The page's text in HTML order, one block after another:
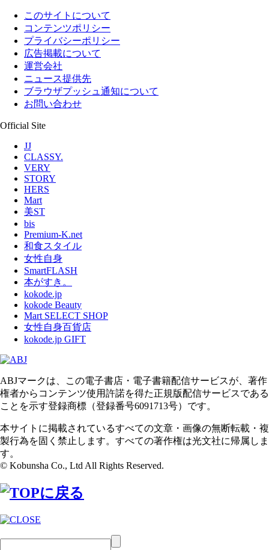
このサイトについて
コンテンツポリシー
プライバシーポリシー
広告掲載について
運営会社
ニュース提供先
ブラウザプッシュ通知について
お問い合わせ
Official Site
JJ
CLASSY.
VERY
STORY
HERS
Mart
美ST
bis
Premium-K.net
和食スタイル
女性自身
SmartFLASH
本がすき。
kokode.jp
kokode Beauty
Mart SELECT SHOP
女性自身百貨店
kokode.jp GIFT
ABJマークは、この電子書店・電子書籍配信サービスが、著作
権者からコンテンツ使用許諾を得た正規版配信サービスである
ことを示す登録商標（登録番号6091713号）です。
本サイトに掲載されているすべての文章・画像の無断転載・複
製行為を固く禁止します。すべての著作権は光文社に帰属しま
す。
© Kobunsha Co., Ltd All Rights Reserved.